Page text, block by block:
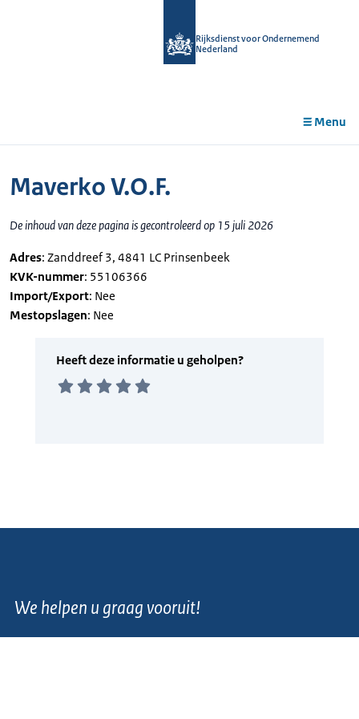
Rijksdienst voor Ondernemend
Nederland
Menu
Maverko V.O.F.
De inhoud van deze pagina is gecontroleerd op 15 juli 2026
Adres: Zanddreef 3, 4841 LC Prinsenbeek
KVK-nummer: 55106366
Import/Export: Nee
Mestopslagen: Nee
We helpen u graag vooruit!